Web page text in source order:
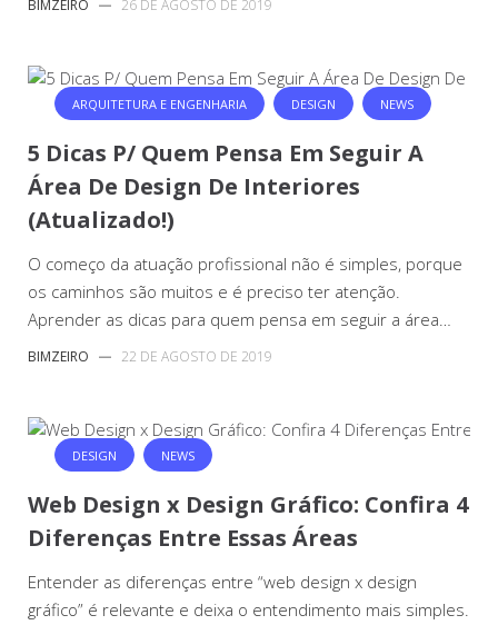
BIMZEIRO — 26 DE AGOSTO DE 2019
ARQUITETURA E ENGENHARIA DESIGN NEWS
5 Dicas P/ Quem Pensa Em Seguir A
Área De Design De Interiores
(Atualizado!)
O começo da atuação profissional não é simples, porque
os caminhos são muitos e é preciso ter atenção.
Aprender as dicas para quem pensa em seguir a área…
BIMZEIRO — 22 DE AGOSTO DE 2019
DESIGN NEWS
Web Design x Design Gráfico: Confira 4
Diferenças Entre Essas Áreas
Entender as diferenças entre “web design x design
gráfico” é relevante e deixa o entendimento mais simples.